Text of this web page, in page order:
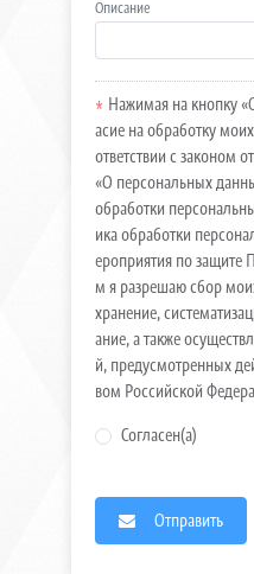
Описание
Нажимая на кнопку
асие на обработку
ответствии с законом
«О персональных
обработки
ика обработки
ероприятия по защите
м я разрешаю сбор
хранение,
ание, а также
й, предусмотренных
вом Российской
Согласен(а)
Отправить